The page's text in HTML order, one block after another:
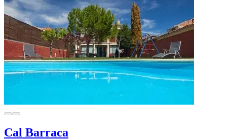
Cal Barraca